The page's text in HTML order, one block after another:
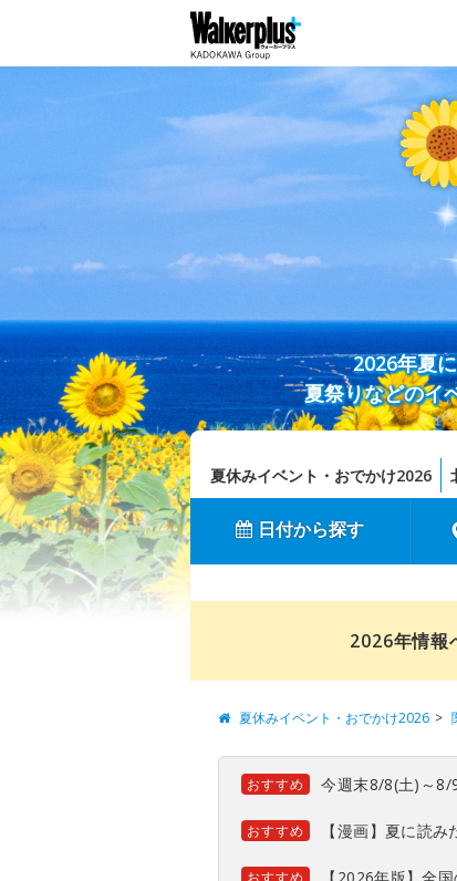
2026年夏
夏祭りなどのイ
夏休みイベント・おでかけ2026
日付から探す
2026年情報
夏休みイベント・おでかけ2026
おすすめ 今週末8/8(土)～8/
おすすめ 【漫画】夏に読